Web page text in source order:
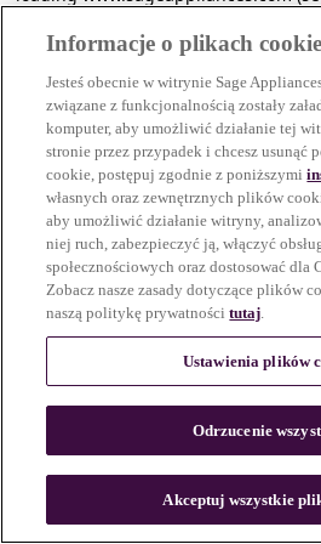
n
Informacje o plikach
Jesteś obecnie w witrynie Sage
związane z funkcjonalnością zostały
komputer, aby umożliwić działanie tej
stronie przez przypadek i chcesz usunąć
cookie, postępuj zgodnie z poniższymi
własnych oraz zewnętrznych plików
aby umożliwić działanie witryny,
niej ruch, zabezpieczyć ją, włączyć
społecznościowych oraz dostosować dla
Zobacz nasze zasady dotyczące plików
naszą politykę prywatnościtutaj.
Ustawienia plików
Odrzucenie
Akceptuj wszystkie